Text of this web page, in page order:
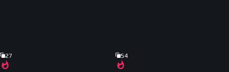
27 54